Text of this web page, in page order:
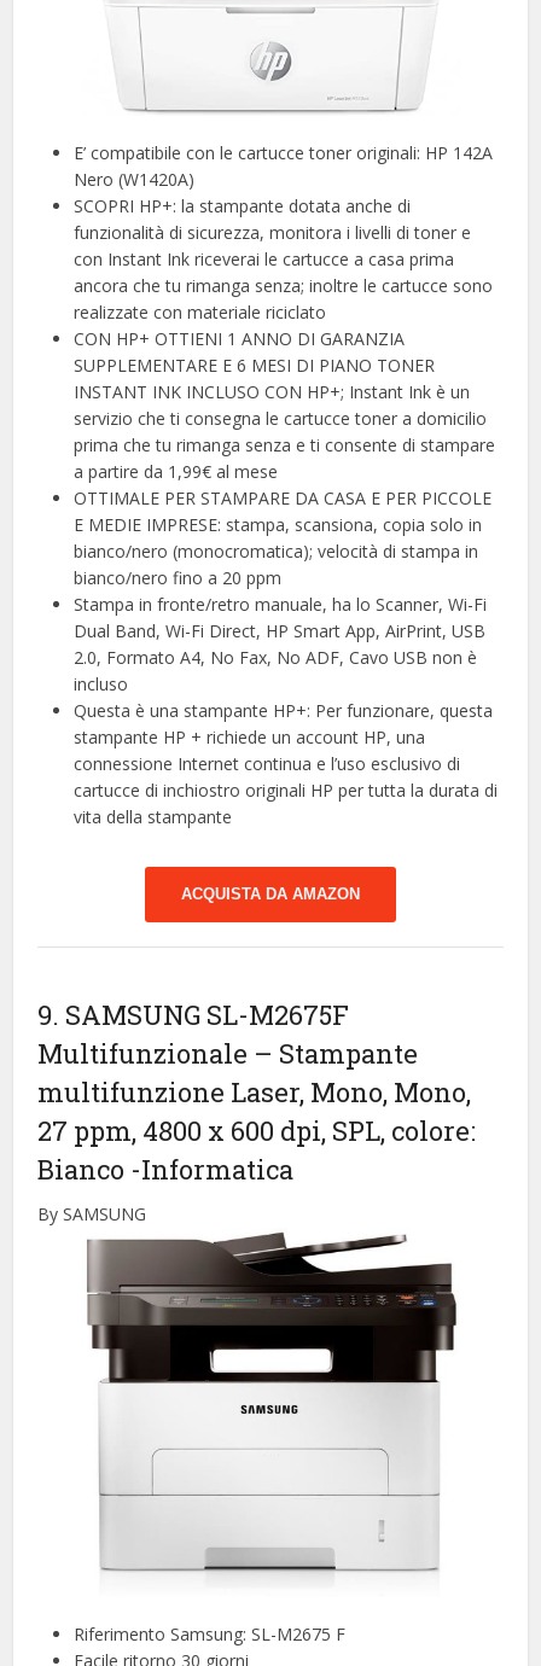
E’ compatibile con le cartucce toner originali: HP 142A
Nero (W1420A)
SCOPRI HP+: la stampante dotata anche di
funzionalità di sicurezza, monitora i livelli di toner e
con Instant Ink riceverai le cartucce a casa prima
ancora che tu rimanga senza; inoltre le cartucce sono
realizzate con materiale riciclato
CON HP+ OTTIENI 1 ANNO DI GARANZIA
SUPPLEMENTARE E 6 MESI DI PIANO TONER
INSTANT INK INCLUSO CON HP+; Instant Ink è un
servizio che ti consegna le cartucce toner a domicilio
prima che tu rimanga senza e ti consente di stampare
a partire da 1,99€ al mese
OTTIMALE PER STAMPARE DA CASA E PER PICCOLE
E MEDIE IMPRESE: stampa, scansiona, copia solo in
bianco/nero (monocromatica); velocità di stampa in
bianco/nero fino a 20 ppm
Stampa in fronte/retro manuale, ha lo Scanner, Wi-Fi
Dual Band, Wi-Fi Direct, HP Smart App, AirPrint, USB
2.0, Formato A4, No Fax, No ADF, Cavo USB non è
incluso
Questa è una stampante HP+: Per funzionare, questa
stampante HP + richiede un account HP, una
connessione Internet continua e l’uso esclusivo di
cartucce di inchiostro originali HP per tutta la durata di
vita della stampante
ACQUISTA DA AMAZON
9. SAMSUNG SL-M2675F
Multifunzionale – Stampante
multifunzione Laser, Mono, Mono,
27 ppm, 4800 x 600 dpi, SPL, colore:
Bianco -Informatica
By SAMSUNG
Riferimento Samsung: SL-M2675 F
Facile ritorno 30 giorni